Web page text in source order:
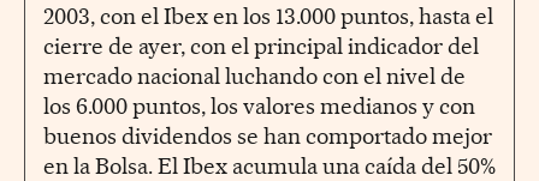
2003, con el Ibex en los 13.000 puntos, hasta el
cierre de ayer, con el principal indicador del
mercado nacional luchando con el nivel de
los 6.000 puntos, los valores medianos y con
buenos dividendos se han comportado mejor
en la Bolsa. El Ibex acumula una caída del 50%